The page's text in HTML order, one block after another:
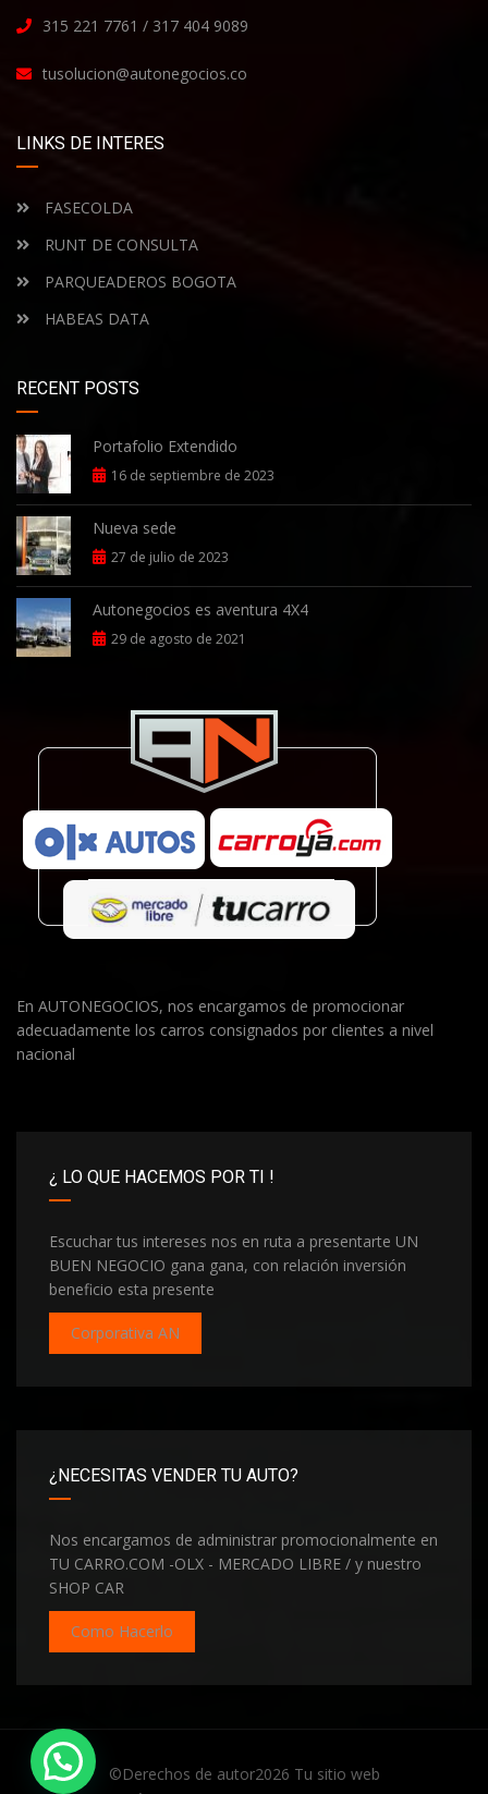
315 221 7761 / 317 404 9089
tusolucion@autonegocios.co
LINKS DE INTERES
FASECOLDA
RUNT DE CONSULTA
PARQUEADEROS BOGOTA
HABEAS DATA
RECENT POSTS
Portafolio Extendido
16 de septiembre de 2023
Nueva sede
27 de julio de 2023
Autonegocios es aventura 4X4
29 de agosto de 2021
En AUTONEGOCIOS, nos encargamos de promocionar
adecuadamente los carros consignados por clientes a nivel
nacional
¿ LO QUE HACEMOS POR TI !
Escuchar tus intereses nos en ruta a presentarte UN
BUEN NEGOCIO gana gana, con relación inversión
beneficio esta presente
Corporativa AN
¿NECESITAS VENDER TU AUTO?
Nos encargamos de administrar promocionalmente en
TU CARRO.COM -OLX - MERCADO LIBRE / y nuestro
SHOP CAR
Como Hacerlo
©Derechos de autor2026 Tu sitio web